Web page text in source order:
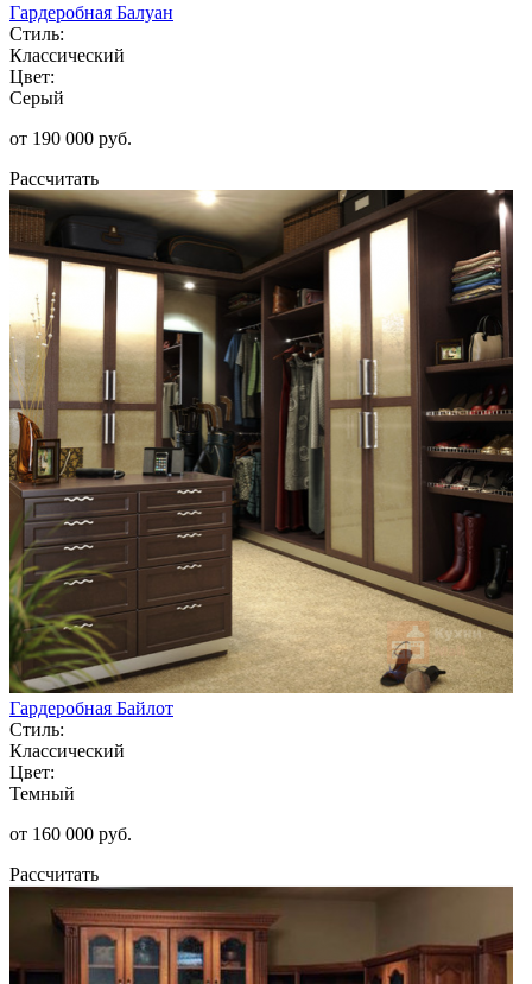
Гардеробная Балуан
Стиль:
Классический
Цвет:
Серый
от 190 000 руб.
Рассчитать
Гардеробная Байлот
Стиль:
Классический
Цвет:
Темный
от 160 000 руб.
Рассчитать